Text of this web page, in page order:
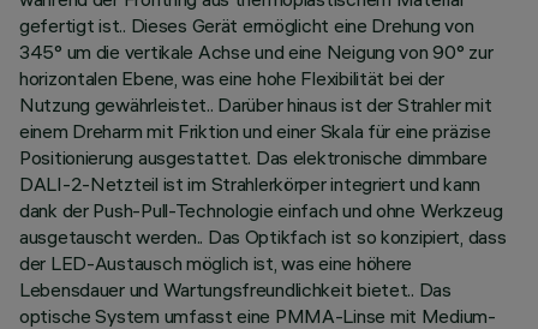
gefertigt ist.. Dieses Gerät ermöglicht eine Drehung von
345° um die vertikale Achse und eine Neigung von 90° zur
horizontalen Ebene, was eine hohe Flexibilität bei der
Nutzung gewährleistet.. Darüber hinaus ist der Strahler mit
einem Dreharm mit Friktion und einer Skala für eine präzise
Positionierung ausgestattet. Das elektronische dimmbare
DALI-2-Netzteil ist im Strahlerkörper integriert und kann
dank der Push-Pull-Technologie einfach und ohne Werkzeug
ausgetauscht werden.. Das Optikfach ist so konzipiert, dass
der LED-Austausch möglich ist, was eine höhere
Lebensdauer und Wartungsfreundlichkeit bietet.. Das
optische System umfasst eine PMMA-Linse mit Medium-